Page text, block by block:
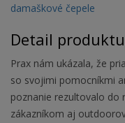
damaškové čepele
Detail produktu
Prax nám ukázala, že
so svojimi pomocníkmi
poznanie rezultovalo do
zákazníkom aj